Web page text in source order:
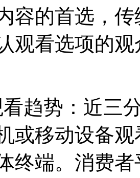
容的首选，
观看选项的
看趋势：近三
或移动设备
终端。消费